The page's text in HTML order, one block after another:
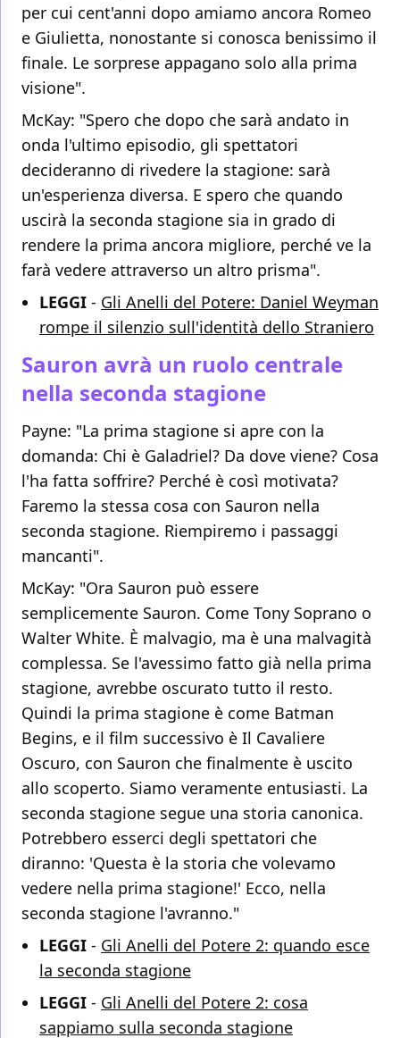
per cui cent'anni dopo amiamo ancora Romeo
e Giulietta, nonostante si conosca benissimo il
finale. Le sorprese appagano solo alla prima
visione".
McKay: "Spero che dopo che sarà andato in
onda l'ultimo episodio, gli spettatori
decideranno di rivedere la stagione: sarà
un'esperienza diversa. E spero che quando
uscirà la seconda stagione sia in grado di
rendere la prima ancora migliore, perché ve la
farà vedere attraverso un altro prisma".
LEGGI - Gli Anelli del Potere: Daniel Weyman
rompe il silenzio sull'identità dello Straniero
Sauron avrà un ruolo centrale
nella seconda stagione
Payne: "La prima stagione si apre con la
domanda: Chi è Galadriel? Da dove viene? Cosa
l'ha fatta soffrire? Perché è così motivata?
Faremo la stessa cosa con Sauron nella
seconda stagione. Riempiremo i passaggi
mancanti".
McKay: "Ora Sauron può essere
semplicemente Sauron. Come Tony Soprano o
Walter White. È malvagio, ma è una malvagità
complessa. Se l'avessimo fatto già nella prima
stagione, avrebbe oscurato tutto il resto.
Quindi la prima stagione è come Batman
Begins, e il film successivo è Il Cavaliere
Oscuro, con Sauron che finalmente è uscito
allo scoperto. Siamo veramente entusiasti. La
seconda stagione segue una storia canonica.
Potrebbero esserci degli spettatori che
diranno: 'Questa è la storia che volevamo
vedere nella prima stagione!' Ecco, nella
seconda stagione l'avranno."
LEGGI - Gli Anelli del Potere 2: quando esce
la seconda stagione
LEGGI - Gli Anelli del Potere 2: cosa
sappiamo sulla seconda stagione